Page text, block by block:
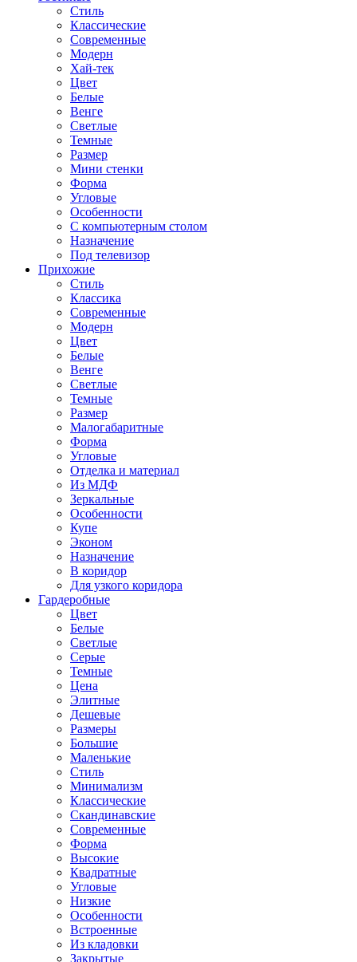
Стиль
Классические
Современные
Модерн
Хай-тек
Цвет
Белые
Венге
Светлые
Темные
Размер
Мини стенки
Форма
Угловые
Особенности
С компьютерным столом
Назначение
Под телевизор
Прихожие
Стиль
Классика
Современные
Модерн
Цвет
Белые
Венге
Светлые
Темные
Размер
Малогабаритные
Форма
Угловые
Отделка и материал
Из МДФ
Зеркальные
Особенности
Купе
Эконом
Назначение
В коридор
Для узкого коридора
Гардеробные
Цвет
Белые
Светлые
Серые
Темные
Цена
Элитные
Дешевые
Размеры
Большие
Маленькие
Стиль
Минимализм
Классические
Скандинавские
Современные
Форма
Высокие
Квадратные
Угловые
Низкие
Особенности
Встроенные
Из кладовки
Закрытые